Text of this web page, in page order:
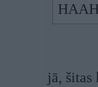
jā, šitas